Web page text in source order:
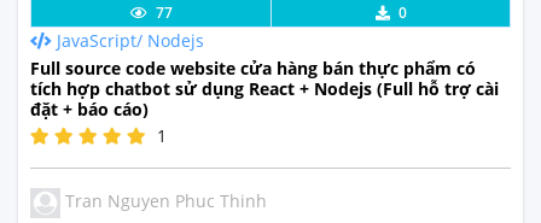
Lưu code Xem Thực Tế
77 0
JavaScript/ Nodejs
Full source code website cửa hàng bán thực phẩm có
tích hợp chatbot sử dụng React + Nodejs (Full hỗ trợ cài
đặt + báo cáo)
1
Tran Nguyen Phuc Thinh